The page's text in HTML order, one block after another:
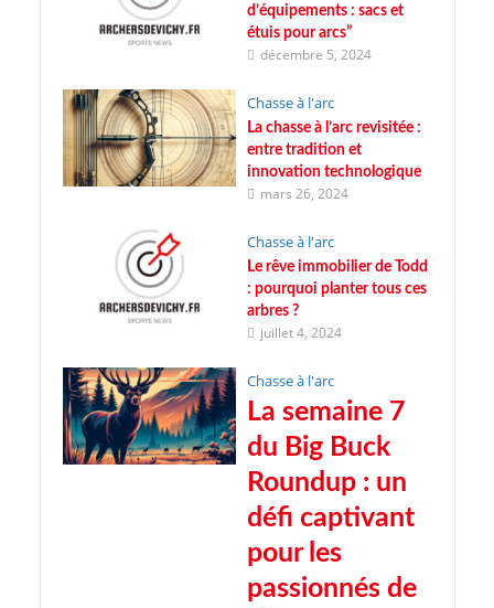
d’équipements : sacs et
étuis pour arcs”
décembre 5, 2024
Chasse à l'arc
La chasse à l’arc revisitée :
entre tradition et
innovation technologique
mars 26, 2024
Chasse à l'arc
Le rêve immobilier de Todd
: pourquoi planter tous ces
arbres ?
juillet 4, 2024
Chasse à l'arc
La semaine 7
du Big Buck
Roundup : un
défi captivant
pour les
passionnés de